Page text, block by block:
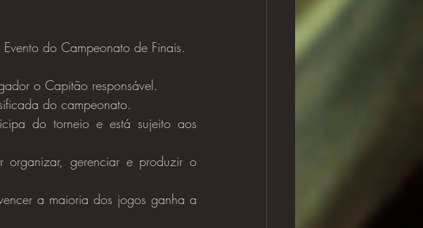
do Campeonato de Finais.
o Capitão responsável.
do campeonato.
do torneio e está sujeito aos
organizar, gerenciar e produzir o
a maioria dos jogos ganha a